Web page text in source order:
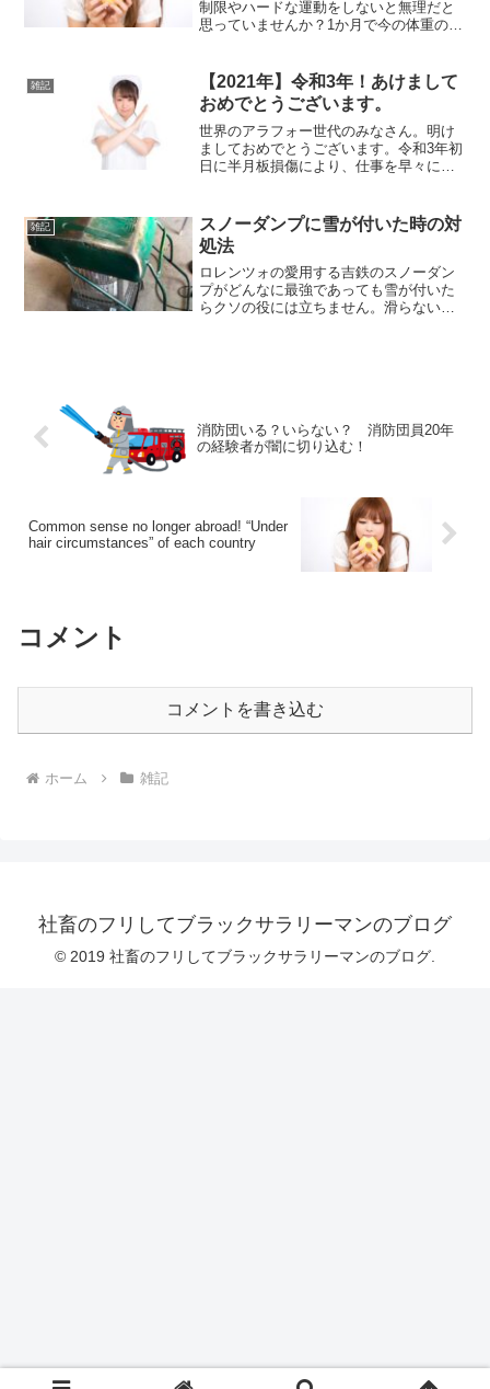
制限やハードな運動をしないと無理だと
思っていませんか？1か月で今の体重の
きますが、3キロ程度なら自宅で日常生活
をちょっと工夫するだ...
雑記
【2021年】令和3年！あけまして
おめでとうございます。
世界のアラフォー世代のみなさん。明け
ましておめでとうございます。令和3年初
日に半月板損傷により、仕事を早々に休
心が折れそうです。休日診療のレントゲ
ンやらMRIやらで出費...
雑記
スノーダンプに雪が付いた時の対
処法
ロレンツォの愛用する吉鉄のスノーダン
プがどんなに最強であっても雪が付いた
らクソの役には立ちません。滑らないし
消防団いる？いらない？ 消防団員20年
の経験者が闇に切り込む！
Common sense no longer abroad! “Under
hair circumstances” of each country
コメント
コメントを書き込む
ホーム 雑記
社畜のフリしてブラックサラリーマンのブログ
© 2019 社畜のフリしてブラックサラリーマンのブログ.